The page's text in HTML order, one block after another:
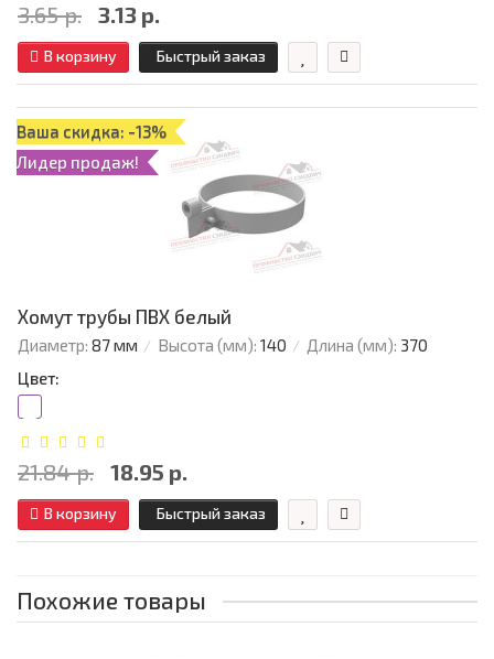
3.65 р. 3.13 р.
В корзину Быстрый заказ
Ваша скидка: -13%
Лидер продаж!
Хомут трубы ПВХ белый
Диаметр: 87 мм Высота (мм): 140 Длина (мм): 370
Цвет:
21.84 р. 18.95 р.
В корзину Быстрый заказ
Похожие товары